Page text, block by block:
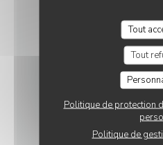
Tout
Tout
Politique de protection
Politique de
INFOS
Traditionnel, Fait
TYPE DE